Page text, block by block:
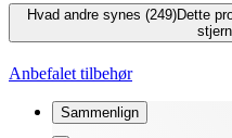
Hvad andre synes (249)Dette
Anbefalet tilbehør
Sammenlign